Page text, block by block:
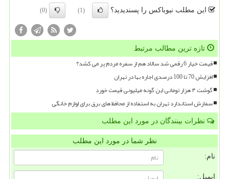
این مطلب نیوباکس را پسندیدید؟ (1)
(0)
تازه ترین مطالب مرتبط
قیمت خیار 6 رقمی شد سالاد هم از سفره مردم پر می کشد؟
افزایش 70 تا 100 درصدی اجاره بها در تهران
گوشت ۴ هزار تومانی این گونه میلیونی قیمت خورد
سفارش استاندارد تهران به استفاده از محافظ های برق برای لوازم خانگی
نظرات بینندگان در مورد این مطلب
نظر شما در مورد این مطلب
نام:
ایمیل: